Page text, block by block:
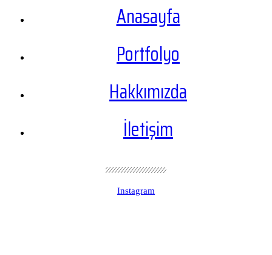
Anasayfa
Portfolyo
Hakkımızda
İletişim
Instagram